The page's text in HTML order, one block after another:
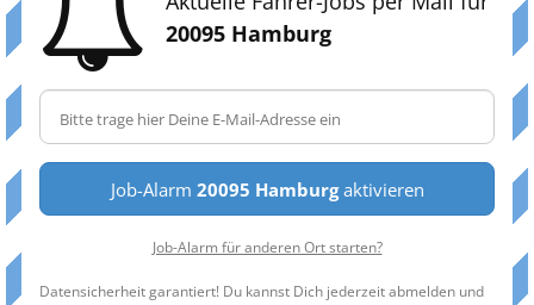
20095 Hamburg
Job-Alarm 20095 Hamburgaktivieren
Job-Alarm für anderen Ort starten?
Datensicherheit garantiert! Du kannst Dich jederzeit abmelden und